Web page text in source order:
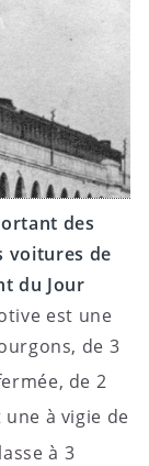
des
voitures de
du Jour
est une
de 3
de 2
à vigie de
à 3